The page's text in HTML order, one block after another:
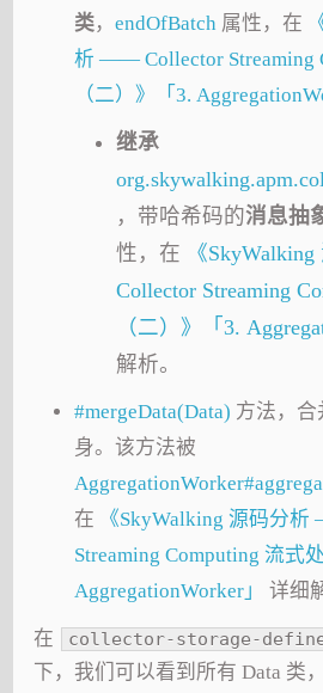
类， endOfBatch属性，在
析 —— Collector Streaming
（二）》「3.
继承
，带哈希码的消息抽
性，在
《
Collector Streaming
（二）》「3.
解析。
#mergeData(Data) 方法，合
身。该方法被
在
《SkyWalking 源码分
Streaming Computing 流式
AggregationWorker」
详细
在 collector-storage-
下，我们可以看到所有 Data 类，